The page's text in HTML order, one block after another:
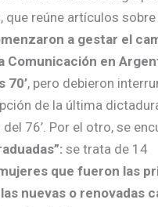
, que reúne artículos sobre
a gestar el
Comunicación en
70’, pero debieron
de la última
76’. Por el otro, se
se trata de 14
que fueron las
nuevas o renovadas